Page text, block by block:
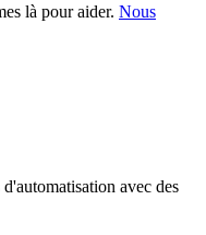
là pour aider. Nous
avec des